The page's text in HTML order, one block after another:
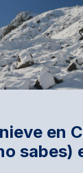
en
sabes)